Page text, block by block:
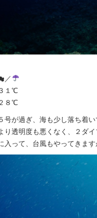
℃
℃
号が過ぎ、海も少し落ち着
り透明度も悪くなく、２ダイ
入って、台風もやってきま